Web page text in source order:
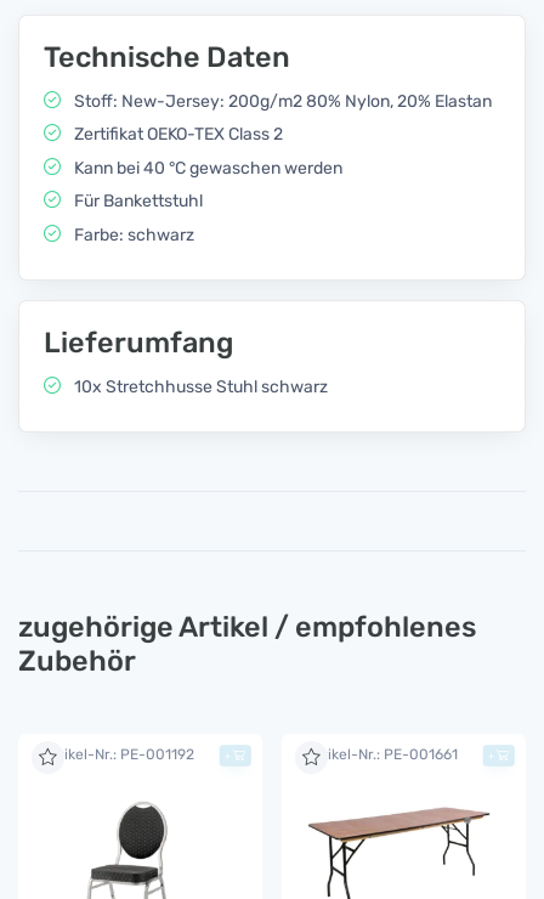
Technische Daten
Stoff: New-Jersey: 200g/m2 80% Nylon, 20% Elastan
Zertifikat OEKO-TEX Class 2
Kann bei 40 °C gewaschen werden
Für Bankettstuhl
Farbe: schwarz
Lieferumfang
10x Stretchhusse Stuhl schwarz
zugehörige Artikel / empfohlenes
Zubehör
Artikel-Nr.: PE-001192 + Artikel-Nr.: PE-001661 +